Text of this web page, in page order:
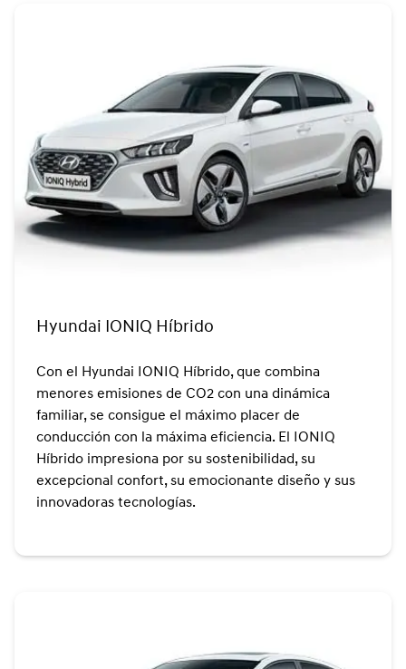
Hyundai IONIQ Híbrido
Con el Hyundai IONIQ Híbrido, que combina
menores emisiones de CO2 con una dinámica
familiar, se consigue el máximo placer de
conducción con la máxima eficiencia. El IONIQ
Híbrido impresiona por su sostenibilidad, su
excepcional confort, su emocionante diseño y sus
innovadoras tecnologías.